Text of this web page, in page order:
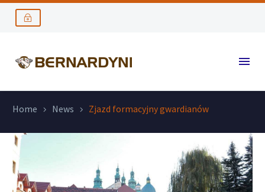
Home News Zjazd formacyjny gwardianów